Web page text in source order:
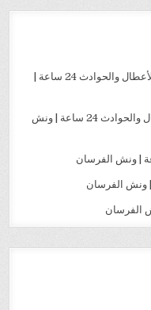
ونش إنقاذ سيارات في مصر الجديدة لجميع الأعطال والحوادث 24 ساعة |
ونش إنقاذ سيارات في المعادي لجميع الأعطال والحوادث 24 ساعة | ونش